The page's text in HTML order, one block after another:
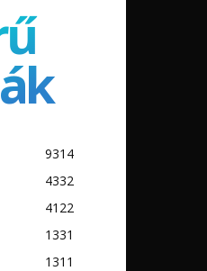
9314
4332
4122
1331
1311